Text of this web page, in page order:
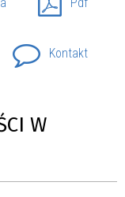
Kontakt
W